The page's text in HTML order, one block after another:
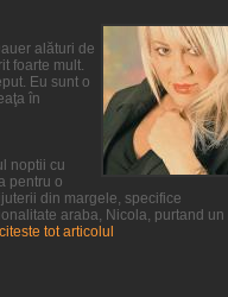
alături de
foarte mult.
Eu sunt o
în
noptii cu
pentru o
din margele, specifice
araba, Nicola, purtand un
citeste tot articolul